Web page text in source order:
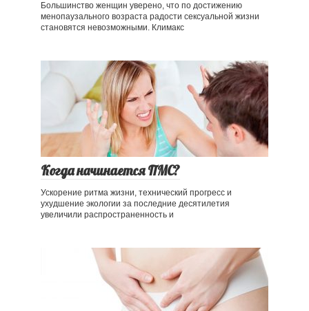
Большинство женщин уверено, что по достижению
менопаузального возраста радости сексуальной жизни
становятся невозможными. Климакс
Когда начинается ПМС?
Ускорение ритма жизни, технический прогресс и
ухудшение экологии за последние десятилетия
увеличили распространенность и